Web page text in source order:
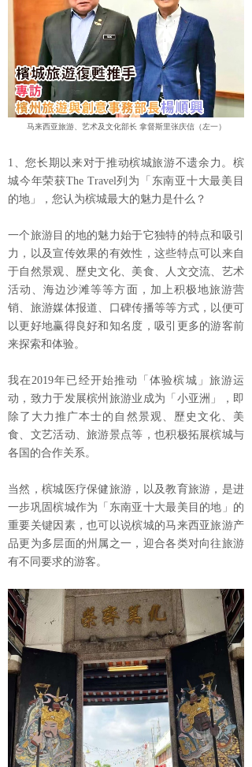
马来西亚旅游、艺术及文化部长 拿督斯里张庆信（左一）
1、您长期以来对于推动槟城旅游不遗余力。槟
城今年荣获The Travel列为「东南亚十大最美目
的地」，您认为槟城最大的魅力是什么？
一个旅游目的地的魅力始于它独特的特点和吸引
力，以及宣传效果的有效性，这些特点可以来自
于自然景观、歷史文化、美食、人文交流、艺术
活动、海边沙滩等等方面，加上积极地旅游营
销、旅游媒体报道、口碑传播等等方式，以便可
以更好地赢得良好和知名度，吸引更多的游客前
来探索和体验。
我在2019年已经开始推动「体验槟城」旅游运
动，致力于发展槟州旅游业成为「小亚洲」，即
除了大力推广本士的自然景观、歷史文化、美
食、文艺活动、旅游景点等，也积极拓展槟城与
各国的合作关系。
当然，槟城医疗保健旅游，以及教育旅游，是进
一步巩固槟城作为「东南亚十大最美目的地」的
重要关键因素，也可以说槟城的马来西亚旅游产
品更为多层面的州属之一，迎合各类对向往旅游
有不同要求的游客。